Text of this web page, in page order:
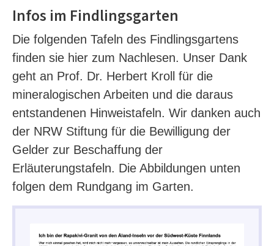
Infos im Findlingsgarten
Die folgenden Tafeln des Findlingsgartens
finden sie hier zum Nachlesen. Unser Dank
geht an Prof. Dr. Herbert Kroll für die
mineralogischen Arbeiten und die daraus
entstandenen Hinweistafeln. Wir danken auch
der NRW Stiftung für die Bewilligung der
Gelder zur Beschaffung der
Erläuterungstafeln. Die Abbildungen unten
folgen dem Rundgang im Garten.